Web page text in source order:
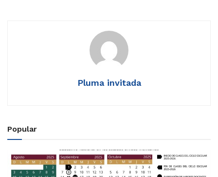
Pluma invitada
Popular